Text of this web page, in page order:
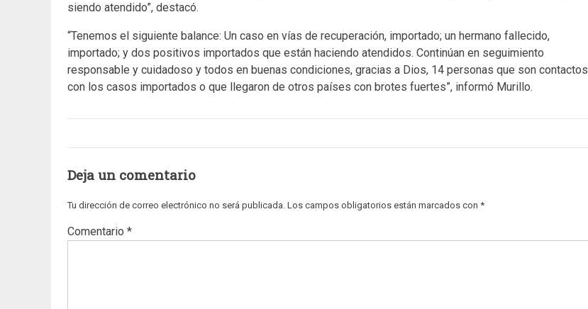
siendo atendido”, destacó.
“Tenemos el siguiente balance: Un caso en vías de recuperación, importado; un hermano fallecido,
importado; y dos positivos importados que están haciendo atendidos. Continúan en seguimiento
responsable y cuidadoso y todos en buenas condiciones, gracias a Dios, 14 personas que son contactos
con los casos importados o que llegaron de otros países con brotes fuertes”, informó Murillo.
Deja un comentario
Tu dirección de correo electrónico no será publicada. Los campos obligatorios están marcados con *
Comentario *